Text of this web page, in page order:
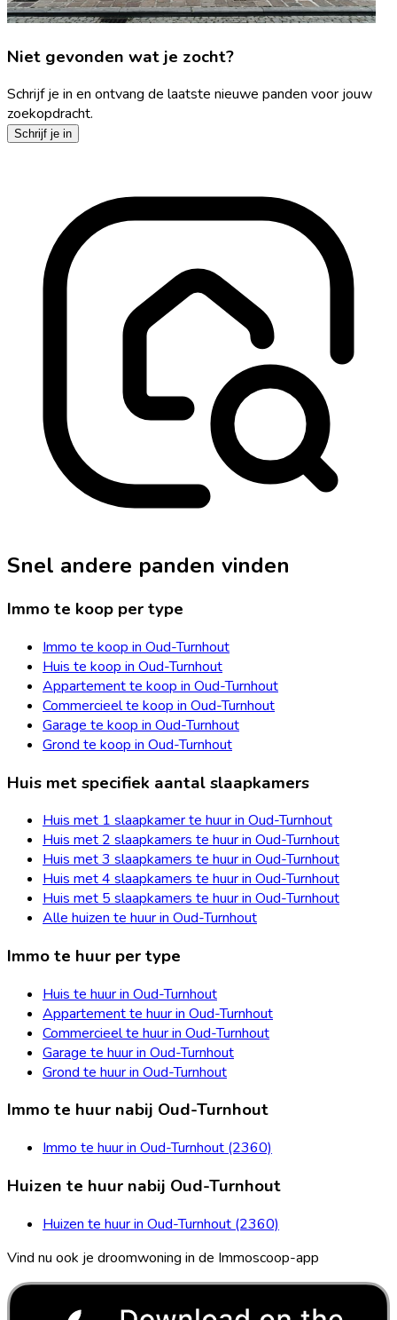
Niet gevonden wat je zocht?
Schrijf je in en ontvang de laatste nieuwe panden voor jouw
zoekopdracht.
Schrijf je in
Snel andere panden vinden
Immo te koop per type
Immo te koop in Oud-Turnhout
Huis te koop in Oud-Turnhout
Appartement te koop in Oud-Turnhout
Commercieel te koop in Oud-Turnhout
Garage te koop in Oud-Turnhout
Grond te koop in Oud-Turnhout
Huis met specifiek aantal slaapkamers
Huis met 1 slaapkamer te huur in Oud-Turnhout
Huis met 2 slaapkamers te huur in Oud-Turnhout
Huis met 3 slaapkamers te huur in Oud-Turnhout
Huis met 4 slaapkamers te huur in Oud-Turnhout
Huis met 5 slaapkamers te huur in Oud-Turnhout
Alle huizen te huur in Oud-Turnhout
Immo te huur per type
Huis te huur in Oud-Turnhout
Appartement te huur in Oud-Turnhout
Commercieel te huur in Oud-Turnhout
Garage te huur in Oud-Turnhout
Grond te huur in Oud-Turnhout
Immo te huur nabij Oud-Turnhout
Immo te huur in Oud-Turnhout (2360)
Huizen te huur nabij Oud-Turnhout
Huizen te huur in Oud-Turnhout (2360)
Vind nu ook je droomwoning in de Immoscoop-app